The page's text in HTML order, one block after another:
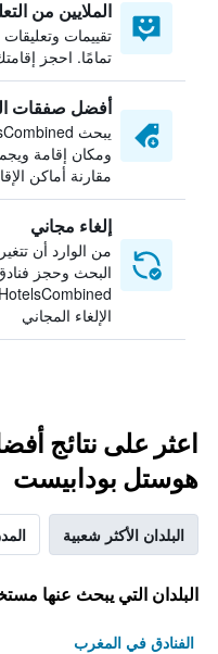
الملايين من
تقييمات
تمامًا. احجز
أفضل صفقات
ومكان إقامة
مقارنة أماكن
إلغاء مجاني
من الوارد أن
البحث وحجز
الإلغاء المجاني
اعثر على نتائج
هوستل بودابيست
البلدان الأكثر شعبية
البلدان التي يبحث عنها
الفنادق في المغرب